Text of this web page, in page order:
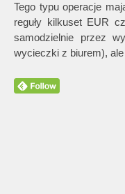
Tego typu operacje
reguły kilkuset EUR
samodzielnie przez
wycieczki z biurem), ale